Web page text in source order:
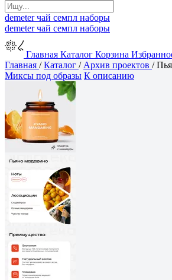
demeterчай семпл наборы
demeterчай семпл наборы
Главная Каталог Корзина
Главная /Каталог / Архив проектов /
Миксы под образы К описанию